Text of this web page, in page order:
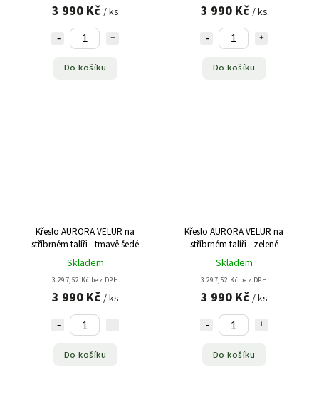
3 990 Kč / ks
Do košíku
3 990 Kč / ks
Do košíku
Křeslo AURORA VELUR na
stříbrném talíři - tmavě šedé
Skladem
3 297,52 Kč bez DPH
3 990 Kč / ks
Do košíku
Křeslo AURORA VELUR na
stříbrném talíři - zelené
Skladem
3 297,52 Kč bez DPH
3 990 Kč / ks
Do košíku